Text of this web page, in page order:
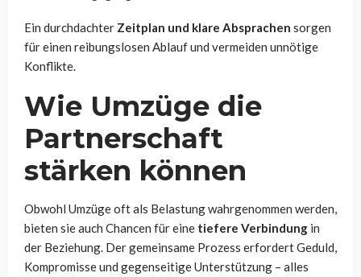
Ein durchdachter Zeitplan und klare Absprachen sorgen
für einen reibungslosen Ablauf und vermeiden unnötige
Konflikte.
Wie Umzüge die
Partnerschaft
stärken können
Obwohl Umzüge oft als Belastung wahrgenommen werden,
bieten sie auch Chancen für eine tiefere Verbindung in
der Beziehung. Der gemeinsame Prozess erfordert Geduld,
Kompromisse und gegenseitige Unterstützung – alles